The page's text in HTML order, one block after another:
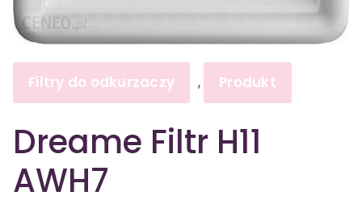
Filtry do odkurzaczy , Produkt
Dreame Filtr H11
AWH7